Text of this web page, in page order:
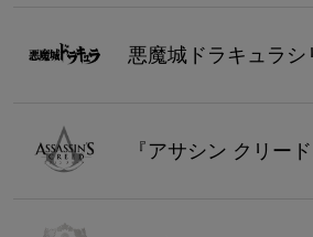
悪魔城ドラキュラシ
『アサシン クリー